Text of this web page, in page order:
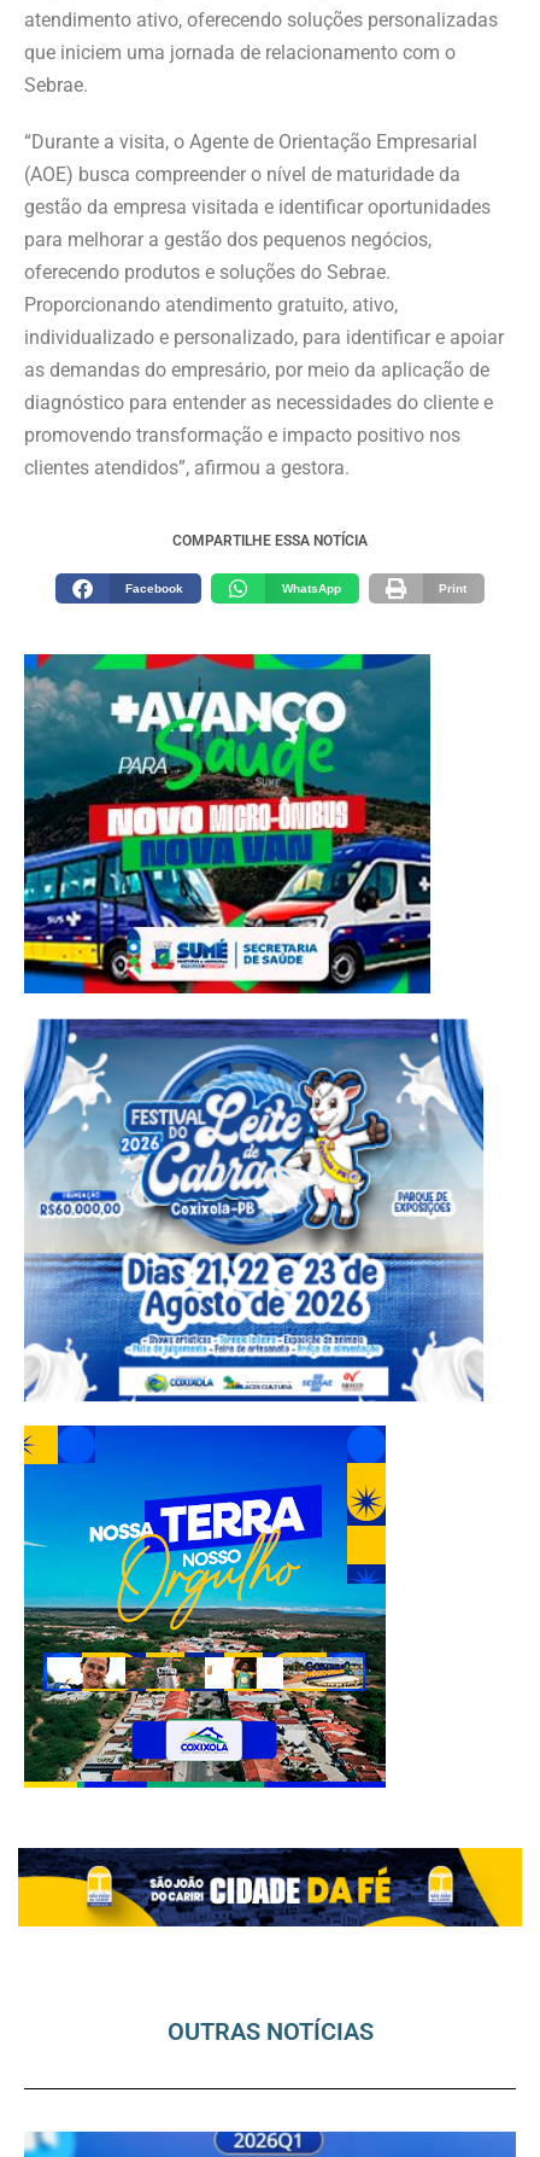
atendimento ativo, oferecendo soluções personalizadas
que iniciem uma jornada de relacionamento com o
Sebrae.
“Durante a visita, o Agente de Orientação Empresarial
(AOE) busca compreender o nível de maturidade da
gestão da empresa visitada e identificar oportunidades
para melhorar a gestão dos pequenos negócios,
oferecendo produtos e soluções do Sebrae.
Proporcionando atendimento gratuito, ativo,
individualizado e personalizado, para identificar e apoiar
as demandas do empresário, por meio da aplicação de
diagnóstico para entender as necessidades do cliente e
promovendo transformação e impacto positivo nos
clientes atendidos”, afirmou a gestora.
COMPARTILHE ESSA NOTÍCIA
Facebook WhatsApp Print
OUTRAS NOTÍCIAS